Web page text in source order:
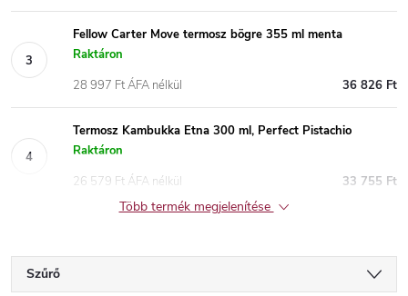
Fellow Carter Move termosz bögre 355 ml menta
Raktáron
36 826 Ft
28 997 Ft ÁFA nélkül
Termosz Kambukka Etna 300 ml, Perfect Pistachio
Raktáron
33 755 Ft
26 579 Ft ÁFA nélkül
Több termék megjelenítése
Szűrő